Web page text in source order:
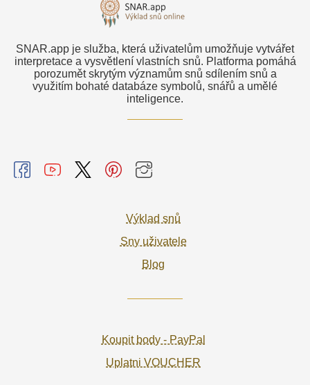
SNAR.app je služba, která uživatelům umožňuje vytvářet
interpretace a vysvětlení vlastních snů. Platforma pomáhá
porozumět skrytým významům snů sdílením snů a
využitím bohaté databáze symbolů, snářů a umělé
inteligence.
Výklad snů
Sny uživatele
Blog
Koupit body - PayPal
Uplatni VOUCHER